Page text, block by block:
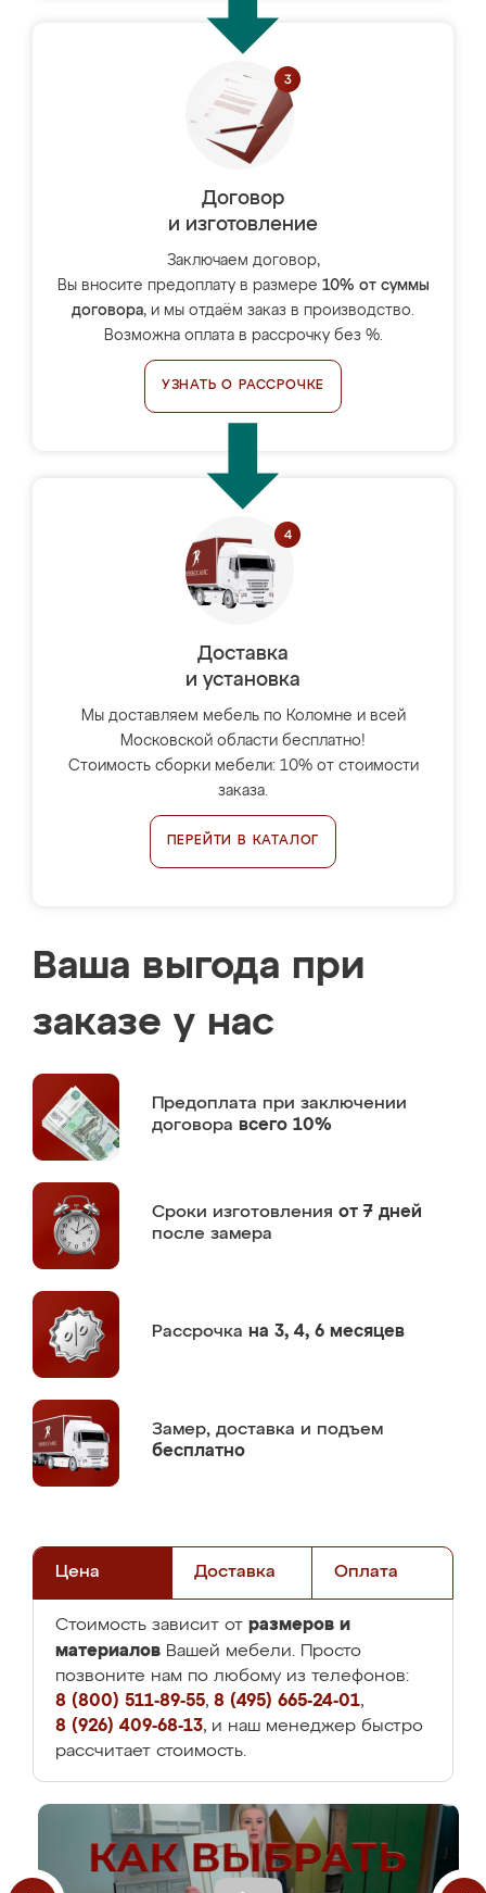
Договор
и изготовление
Заключаем договор,
Вы вносите предоплату в размере 10% от суммы
договора, и мы отдаём заказ в производство.
Возможна оплата в рассрочку без %.
УЗНАТЬ О РАССРОЧКЕ
Доставка
и установка
Мы доставляем мебель по Коломне и всей
Московской области бесплатно!
Стоимость сборки мебели: 10% от стоимости
заказа.
ПЕРЕЙТИ В КАТАЛОГ
Ваша выгода при
заказе у нас
Предоплата при заключении
договора всего 10%
Сроки изготовления от 7 дней
после замера
Рассрочка на 3, 4, 6 месяцев
Замер, доставка и подъем
бесплатно
Цена Доставка Оплата
Стоимость зависит от размеров и
материалов Вашей мебели. Просто
позвоните нам по любому из телефонов:
8 (800) 511-89-55, 8 (495) 665-24-01,
8 (926) 409-68-13, и наш менеджер быстро
рассчитает стоимость.